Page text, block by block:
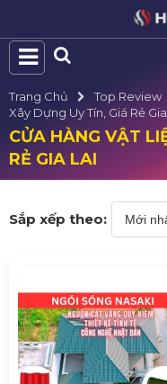
Trang Chủ Top Review
Xây Dựng Uy Tín, Giá Rẻ
CỬA HÀNG VẬT
RẺ GIA LAI
Sắp xếp theo: